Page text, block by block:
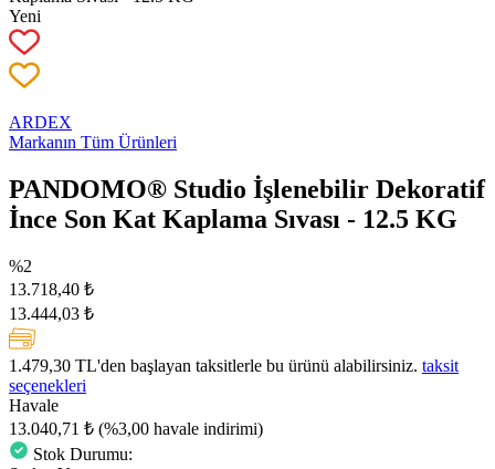
Yeni
ARDEX
Markanın Tüm Ürünleri
PANDOMO® Studio İşlenebilir Dekoratif
İnce Son Kat Kaplama Sıvası - 12.5 KG
%2
13.718,40 ₺
13.444,03 ₺
1.479,30 TL'den başlayan taksitlerle bu ürünü alabilirsiniz. taksit
seçenekleri
Havale
13.040,71 ₺ (%3,00 havale indirimi)
Stok Durumu: